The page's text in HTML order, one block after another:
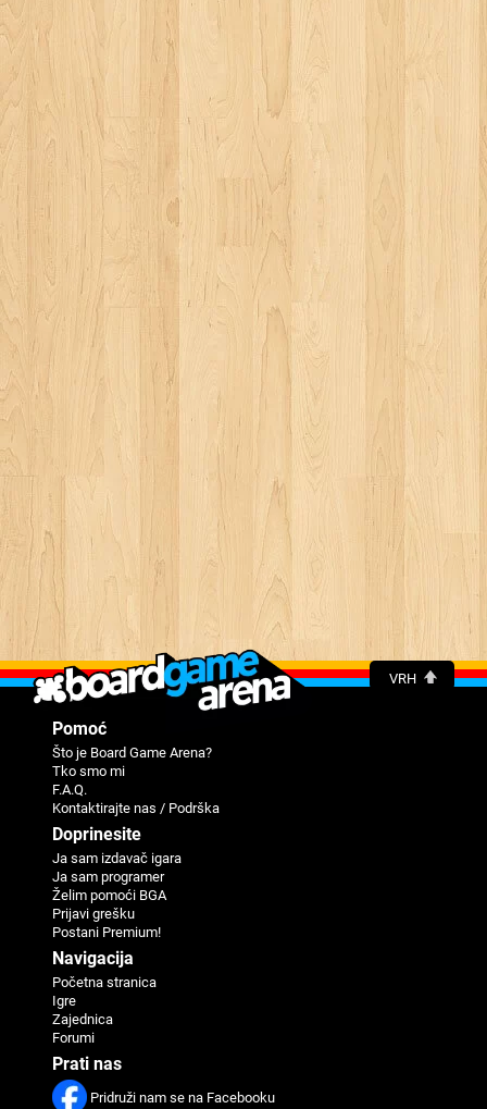
VRH
Pomoć
Što je Board Game Arena?
Tko smo mi
F.A.Q.
Kontaktirajte nas / Podrška
Doprinesite
Ja sam izdavač igara
Ja sam programer
Žеlim pomoći BGA
Priјavi grеšku
Postani Premium!
Navigaciјa
Početna stranica
Igre
Zajednica
Forumi
Prati nas
Pridruži nam se na Facebooku